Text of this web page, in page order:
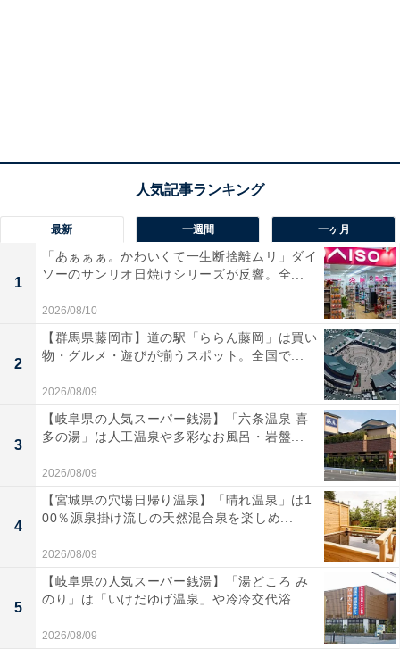
最新 一週間 一ヶ月
1
「あぁぁぁ。かわいくて一生断捨離ムリ」ダイ
ソーのサンリオ日焼けシリーズが反響。全...
2026/08/10
2
【群馬県藤岡市】道の駅「ららん藤岡」は買い
物・グルメ・遊びが揃うスポット。全国で...
2026/08/09
3
【岐阜県の人気スーパー銭湯】「六条温泉 喜
多の湯」は人工温泉や多彩なお風呂・岩盤...
2026/08/09
4
【宮城県の穴場日帰り温泉】「晴れ温泉」は1
00％源泉掛け流しの天然混合泉を楽しめ...
2026/08/09
5
【岐阜県の人気スーパー銭湯】「湯どころ み
のり」は「いけだゆげ温泉」や冷冷交代浴...
2026/08/09